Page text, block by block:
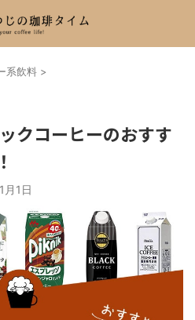
系飲料 >
クコーヒーのおすす
月1日